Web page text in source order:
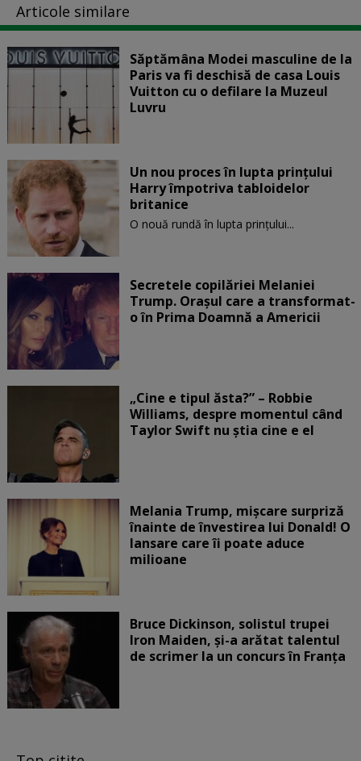
Articole similare
Săptămâna Modei masculine de la
Paris va fi deschisă de casa Louis
Vuitton cu o defilare la Muzeul
Luvru
Un nou proces în lupta prinţului
Harry împotriva tabloidelor
britanice
O nouă rundă în lupta prinţului...
Secretele copilăriei Melaniei
Trump. Orașul care a transformat-
o în Prima Doamnă a Americii
„Cine e tipul ăsta?” – Robbie
Williams, despre momentul când
Taylor Swift nu știa cine e el
Melania Trump, mișcare surpriză
înainte de învestirea lui Donald! O
lansare care îi poate aduce
milioane
Bruce Dickinson, solistul trupei
Iron Maiden, şi-a arătat talentul
de scrimer la un concurs în Franţa